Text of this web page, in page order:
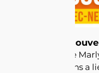
Marly
La Journée
Associations a